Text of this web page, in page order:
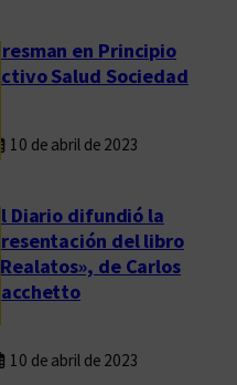
Presman en Principio
Activo Salud Sociedad
10 de abril de 2023
El Diario difundió la
presentación del libro
«Realatos», de Carlos
Sacchetto
10 de abril de 2023